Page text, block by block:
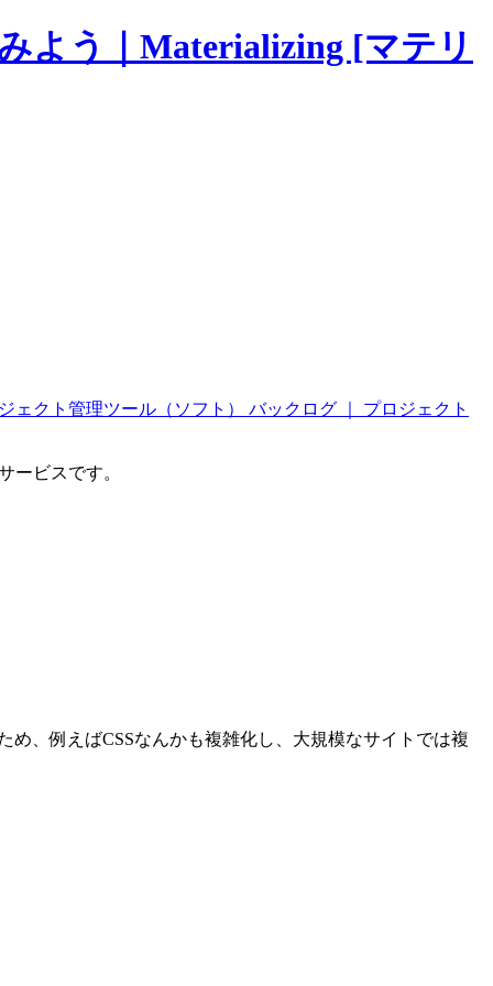
よう｜Materializing [マテリ
ェクト管理ツール（ソフト） バックログ ｜ プロジェクト
ービスです。
、例えばCSSなんかも複雑化し、大規模なサイトでは複